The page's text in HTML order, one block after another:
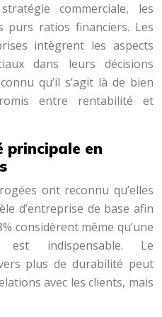
commerciale, les
purs ratios financiers. Les
intègrent les aspects
dans leurs décisions
qu’il s’agit là de bien
entre rentabilité et
principale en
ont reconnu qu’elles
d’entreprise de base afin
considèrent même qu’une
est indispensable. Le
plus de durabilité peut
avec les clients, mais